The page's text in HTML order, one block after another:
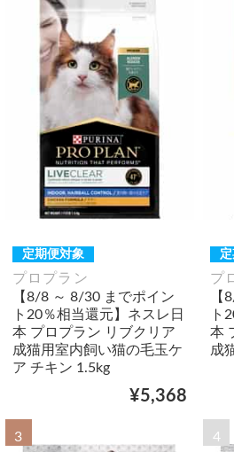
定期便対象
プロプラン
【8/8 ～ 8/30 までポイン
ト20％相当還元】ネスレ日
本 プロプラン リブクリア
成猫用室内飼い猫の毛玉ケ
ア チキン 1.5kg
¥5,368
プ
【
ト
本
成
3 4